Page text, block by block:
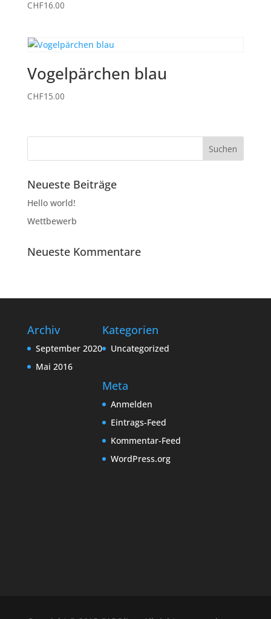
CHF16.00
Vogelpärchen blau
CHF15.00
Neueste Beiträge
Hello world!
Wettbewerb
Neueste Kommentare
Archiv
September 2020
Mai 2016
Kategorien
Uncategorized
Meta
Anmelden
Eintrags-Feed
Kommentar-Feed
WordPress.org